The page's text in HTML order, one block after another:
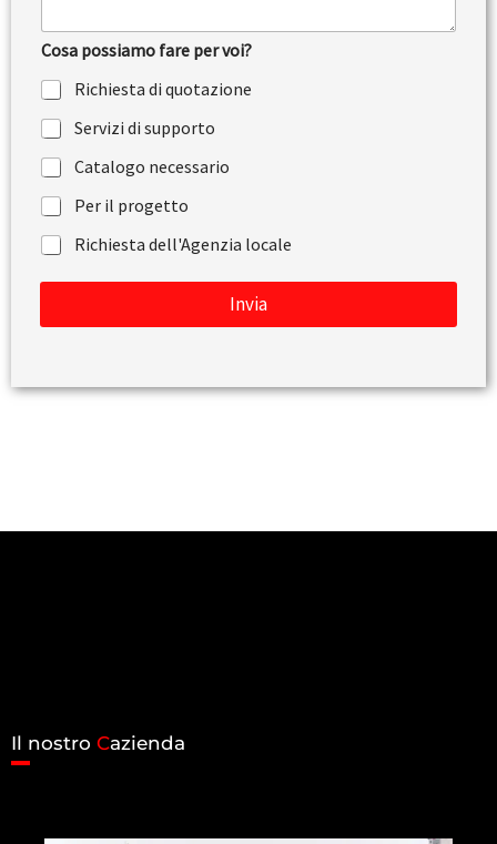
t
o
o
m
e
s
s
a
g
Cosa possiamo fare per voi?
Richiesta di quotazione
Servizi di supporto
Catalogo necessario
Per il progetto
Richiesta dell'Agenzia locale
Invia
Il nostro Cazienda